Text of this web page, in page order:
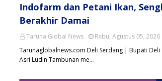
Indofarm dan Petani Ikan,
Berakhir Damai
Taruna Global News
Rabu, Agustus 05, 2026
Tarunaglobalnews.com Deli Serdang | Bupati Deli
Asri Ludin Tambunan me…